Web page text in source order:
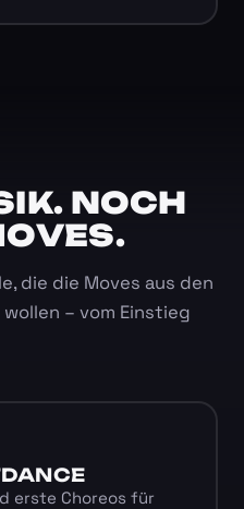
NOCH
die die Moves aus den
– vom Einstieg
erste Choreos für